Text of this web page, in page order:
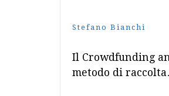
Stefano Bianchi
Il Crowdfunding
metodo di